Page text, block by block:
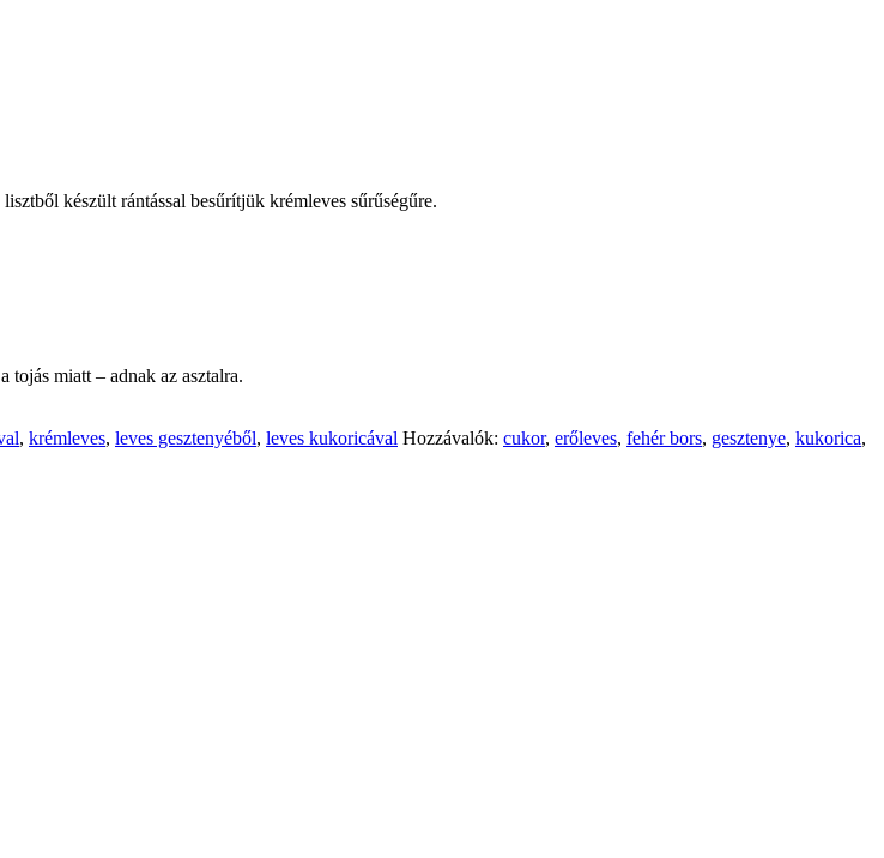
készült rántással besűrítjük krémleves sűrűségűre.
tojás miatt – adnak az asztalra.
, krémleves, leves gesztenyéből, leves kukoricával Hozzávalók: cukor, erőleves, fehér bors, gesztenye, kukorica,